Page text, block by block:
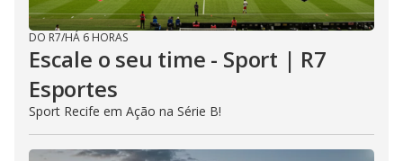
DO R7/HÁ 6 HORAS
Escale o seu time - Sport | R7
Esportes
Sport Recife em Ação na Série B!